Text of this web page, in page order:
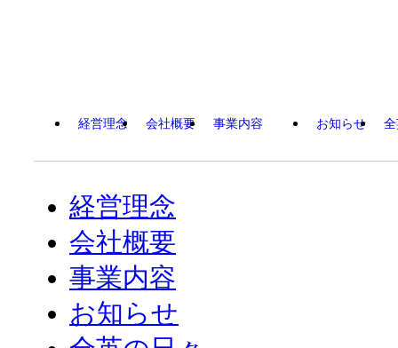
経営理念 会社概要 事業内容 お知らせ
経営理念
会社概要
事業内容
お知らせ